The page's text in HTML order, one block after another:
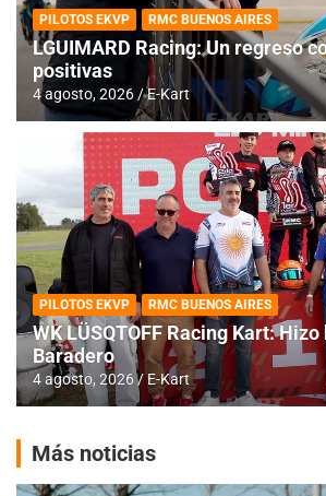
PILOTOS EKVP RMC BUENOS AIRES
LGUIMARD Racing: Un regreso
positivas
4 agosto, 2026 E-Kart
PILOTOS EKVP RMC BUENOS AIRES
WK LÜSQTOFF Racing Kart:
Baradero
4 agosto, 2026 E-Kart
Más noticias